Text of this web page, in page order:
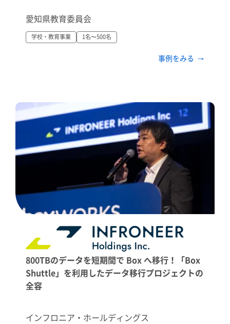
愛知県教育委員会
学校・教育事業 1名〜500名
事例をみる
800TBのデータを短期間で Box へ移行！「Box
Shuttle」を利用したデータ移行プロジェクトの
全容
インフロニア・ホールディングス